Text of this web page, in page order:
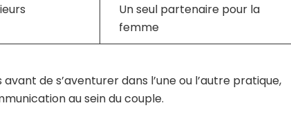
Un seul partenaire pour la
femme
de s’aventurer dans l’une ou l’autre pratique,
au sein du couple.